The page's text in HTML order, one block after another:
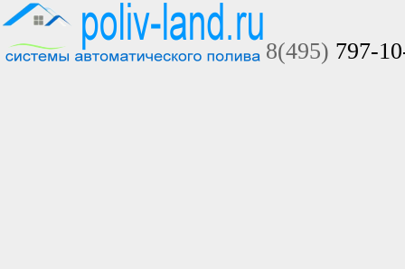
8(495) 797-